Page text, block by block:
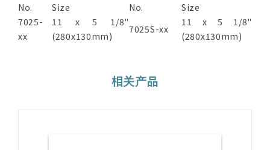
No.
Size No.
Size
7025-
xx
11 x 5 1/8"
(280x130mm)
7025S-xx
11 x 5 1/8"
(280x130mm)
相关产品